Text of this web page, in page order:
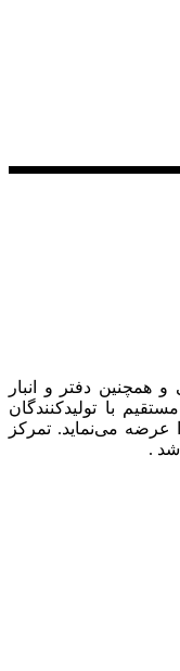
همچنین دفتر و انبار
با تولیدکنندگان
عرضه می‌نماید. تمرکز
.